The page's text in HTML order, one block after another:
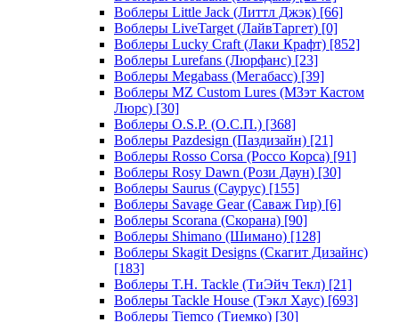
Воблеры Little Jack (Литтл Джэк) [66]
Воблеры LiveTarget (ЛайвТаргет) [0]
Воблеры Lucky Craft (Лаки Крафт) [852]
Воблеры Lurefans (Люрфанс) [23]
Воблеры Megabass (Мегабасс) [39]
Воблеры MZ Custom Lures (МЗэт Кастом
Люрс) [30]
Воблеры O.S.P. (О.С.П.) [368]
Воблеры Pazdesign (Паздизайн) [21]
Воблеры Rosso Corsa (Россо Корса) [91]
Воблеры Rosy Dawn (Рози Даун) [30]
Воблеры Saurus (Саурус) [155]
Воблеры Savage Gear (Саваж Гир) [6]
Воблеры Scorana (Скорана) [90]
Воблеры Shimano (Шимано) [128]
Воблеры Skagit Designs (Скагит Дизайнс)
[183]
Воблеры T.H. Tackle (ТиЭйч Текл) [21]
Воблеры Tackle House (Тэкл Хаус) [693]
Воблеры Tiemco (Тиемко) [30]